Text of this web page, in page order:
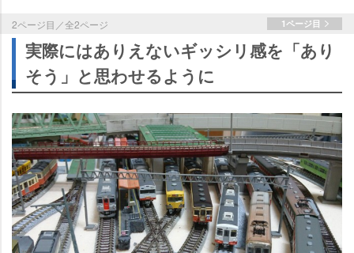
2ページ目／全2ページ 1ページ目
実際にはありえないギッシリ感を「あり
そう」と思わせるように